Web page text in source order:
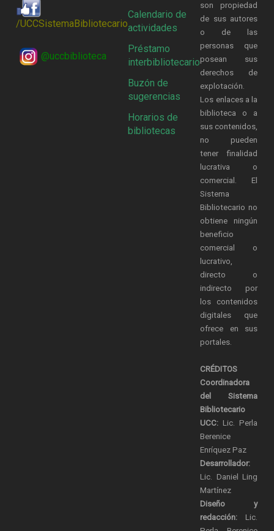
/UCCSistemaBibliotecario
@uccbiblioteca
Calendario de
actividades
Préstamo
interbibliotecario
Buzón de
sugerencias
Horarios de
bibliotecas
son propiedad
de sus autores
o de las
personas que
posean sus
derechos de
explotación.
Los enlaces a la
biblioteca o a
sus contenidos,
no pueden
tener finalidad
lucrativa o
comercial. El
Sistema
Bibliotecario no
obtiene ningún
beneficio
comercial o
lucrativo,
directo o
indirecto por
los contenidos
digitales que
ofrece en sus
portales.
CRÉDITOS
Coordinadora
del Sistema
Bibliotecario
UCC: Lic. Perla
Berenice
Enríquez Paz
Desarrollador:
Lic. Daniel Ling
Martínez
Diseño y
redacción: Lic.